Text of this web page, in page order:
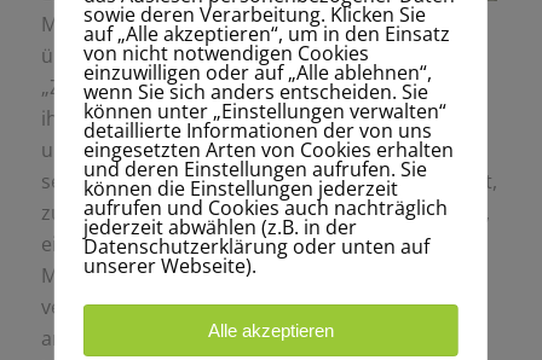
Meeres, die wie der Mensch auswandern, um zu
überleben. Mich interessiert das Phänomen der
„Zugunruhe“, das Zugvögel erleiden, bevor sie
ihre Migrationsrouten beginnen; und auch
umgekehrt, die interessante Tatsache, dass es
sesshafte Tiere gibt, für die es nicht notwendig ist,
zu wandern. Der Instinkt zu überleben, vor allem,
ein besseres Leben zu erreichen ist, was einen
Menschen oder ein Tier antreibt, alles zu
verlassen und von vorne anzufangen, an einem
anderen Ort, unabhängig davon, ob er zukünftig
sowie deren Verarbeitung. Klicken Sie
auf „Alle akzeptieren“, um in den Einsatz
von nicht notwendigen Cookies
einzuwilligen oder auf „Alle ablehnen“,
wenn Sie sich anders entscheiden. Sie
können unter „Einstellungen verwalten“
detaillierte Informationen der von uns
eingesetzten Arten von Cookies erhalten
und deren Einstellungen aufrufen. Sie
können die Einstellungen jederzeit
aufrufen und Cookies auch nachträglich
jederzeit abwählen (z.B. in der
Datenschutzerklärung oder unten auf
unserer Webseite).
Alle akzeptieren